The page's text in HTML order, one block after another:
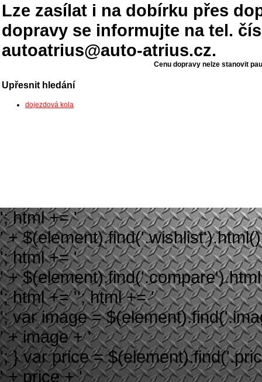
Lze zasílat i na dobírku přes
dopravy se informujte na tel.
autoatrius@auto-atrius.cz.
Cenu dopravy nelze stanovit
Upřesnit hledání
dojezdová kola
'; html += '
' +
'; html += '
' +
'; html += ''; html += '
'; var image =
' + image + '
'; } var price =
' + price + '